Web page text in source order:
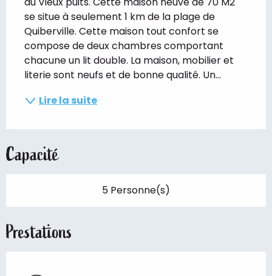
se situe à seulement 1 km de la plage de
Quiberville. Cette maison tout confort se
compose de deux chambres comportant
chacune un lit double. La maison, mobilier et
literie sont neufs et de bonne qualité. Un...
Lire la suite
Capacité
5 Personne(s)
Prestations